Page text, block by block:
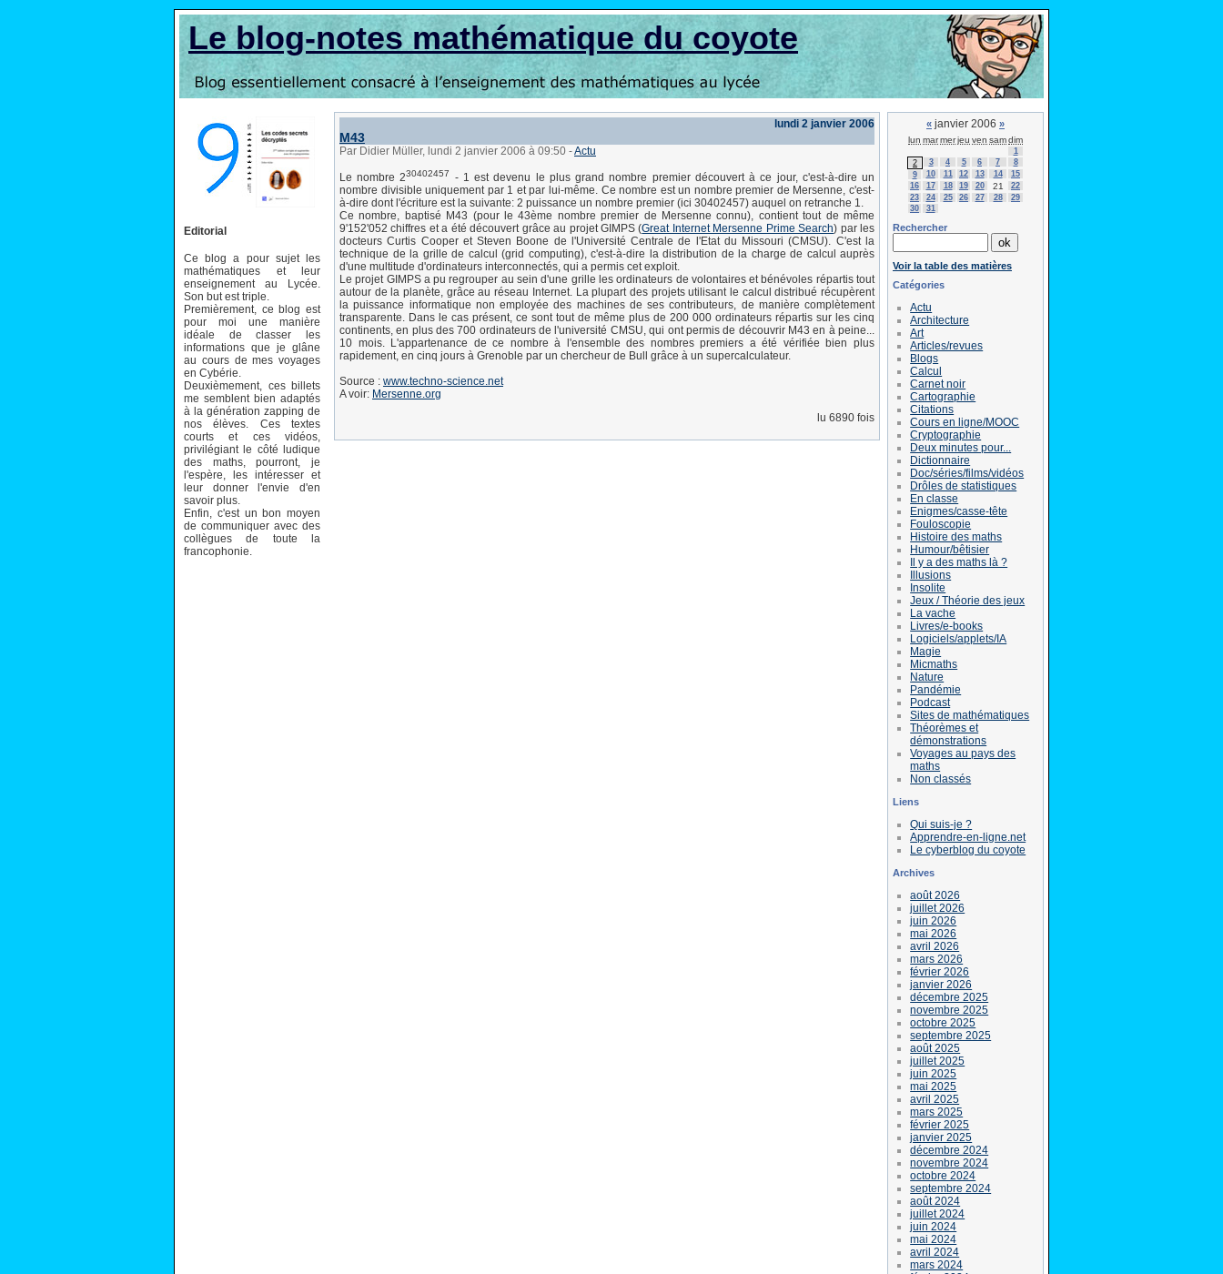
Le blog-notes mathématique du coyote
Editorial
Ce blog a pour sujet les
mathématiques et leur
enseignement au Lycée.
Son but est triple.
Premièrement, ce blog est
pour moi une manière
idéale de classer les
informations que je glâne
au cours de mes voyages
en Cybérie.
Deuxièmement, ces billets
me semblent bien adaptés
à la génération zapping de
nos élèves. Ces textes
courts et ces vidéos,
privilégiant le côté ludique
des maths, pourront, je
l'espère, les intéresser et
leur donner l'envie d'en
savoir plus.
Enfin, c'est un bon moyen
de communiquer avec des
collègues de toute la
francophonie.
lundi 2 janvier 2006
M43
Par Didier Müller, lundi 2 janvier 2006 à 09:50 -Actu
Le nombre 230402457
- 1 est devenu le plus grand nombre premier découvert à ce jour, c'est-à-dire un
nombre divisible uniquement par 1 et par lui-même. Ce nombre est un nombre premier de Mersenne, c'est-
à-dire dont l'écriture est la suivante: 2 puissance un nombre premier (ici 30402457) auquel on retranche 1.
Ce nombre, baptisé M43 (pour le 43ème nombre premier de Mersenne connu), contient tout de même
9'152'052 chiffres et a été découvert grâce au projet GIMPS (Great Internet Mersenne Prime Search) par les
docteurs Curtis Cooper et Steven Boone de l'Université Centrale de l'Etat du Missouri (CMSU). C'est la
technique de la grille de calcul (grid computing), c'est-à-dire la distribution de la charge de calcul auprès
d'une multitude d'ordinateurs interconnectés, qui a permis cet exploit.
Le projet GIMPS a pu regrouper au sein d'une grille les ordinateurs de volontaires et bénévoles répartis tout
autour de la planète, grâce au réseau Internet. La plupart des projets utilisant le calcul distribué récupèrent
la puissance informatique non employée des machines de ses contributeurs, de manière complètement
transparente. Dans le cas présent, ce sont tout de même plus de 200 000 ordinateurs répartis sur les cinq
continents, en plus des 700 ordinateurs de l'université CMSU, qui ont permis de découvrir M43 en à peine...
10 mois. L'appartenance de ce nombre à l'ensemble des nombres premiers a été vérifiée bien plus
rapidement, en cinq jours à Grenoble par un chercheur de Bull grâce à un supercalculateur.
Source : www.techno-science.net
A voir: Mersenne.org
lu 6890 fois
« janvier 2006 »
lun marmerjeu ven samdim
1
2
3 4 5 6 7
8
9
10 11 12 13 14
15
16
17 18 19 20 21
22
23
24 25 26 27 28
29
30
31
Rechercher
Voir la table des matières
Catégories
Actu
Architecture
Art
Articles/revues
Blogs
Calcul
Carnet noir
Cartographie
Citations
Cours en ligne/MOOC
Cryptographie
Deux minutes pour...
Dictionnaire
Doc/séries/films/vidéos
Drôles de statistiques
En classe
Enigmes/casse-tête
Fouloscopie
Histoire des maths
Humour/bêtisier
Il y a des maths là ?
Illusions
Insolite
Jeux / Théorie des jeux
La vache
Livres/e-books
Logiciels/applets/IA
Magie
Micmaths
Nature
Pandémie
Podcast
Sites de mathématiques
Théorèmes et
démonstrations
Voyages au pays des
maths
Non classés
Liens
Qui suis-je ?
Apprendre-en-ligne.net
Le cyberblog du coyote
Archives
août 2026
juillet 2026
juin 2026
mai 2026
avril 2026
mars 2026
février 2026
janvier 2026
décembre 2025
novembre 2025
octobre 2025
septembre 2025
août 2025
juillet 2025
juin 2025
mai 2025
avril 2025
mars 2025
février 2025
janvier 2025
décembre 2024
novembre 2024
octobre 2024
septembre 2024
août 2024
juillet 2024
juin 2024
mai 2024
avril 2024
mars 2024